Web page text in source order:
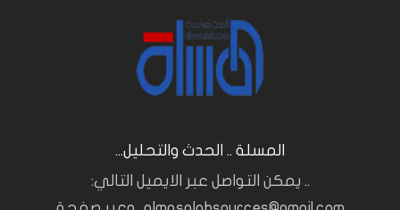
المسلة .. الحدث والتحليل...
.. يمكن التواصل عبر الايميل التالي: